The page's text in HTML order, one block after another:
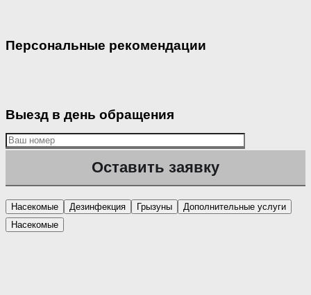
Персональные рекомендации
Выезд в день обращения
Насекомые Дезинфекция Грызуны
Дополнительные услуги
Насекомые